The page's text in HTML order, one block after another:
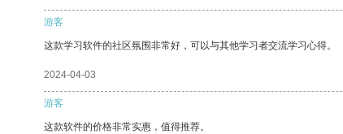
游客
这款学习软件的社区氛围非常好，可以与其他学习者交流学习心得。
2024-04-03
游客
这款软件的价格非常实惠，值得推荐。